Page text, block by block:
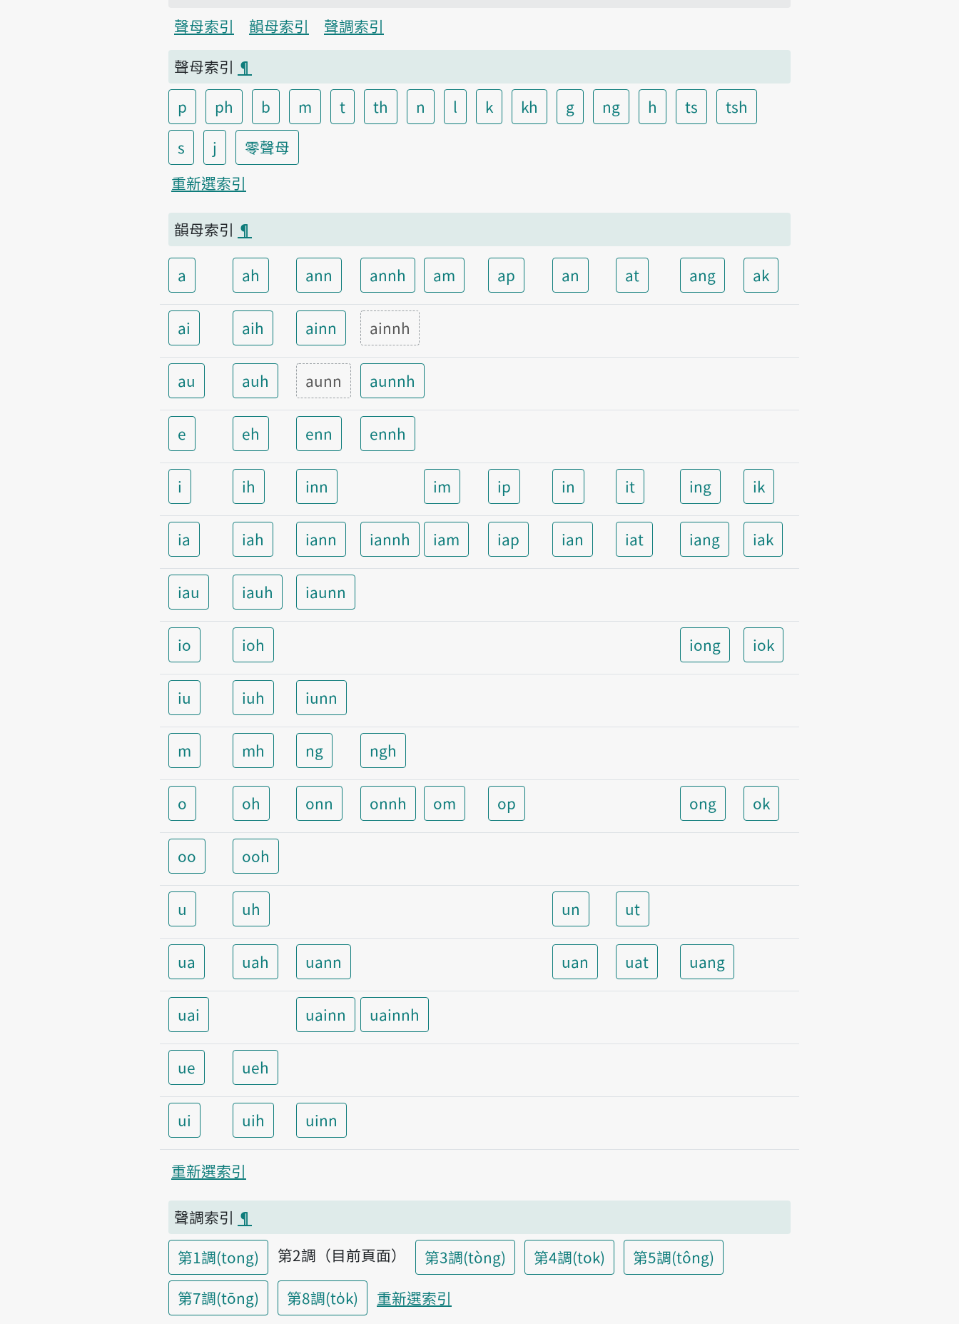
聲母索引
韻母索引
聲調索引
聲母索引 ¶
p
ph b m t th n l k kh g ng h ts
tsh
s
j
零聲母
重新選索引
韻母索引 ¶
a ah ann annh am ap an at ang ak
ai aih ainn ainnh
au auh aunn aunnh
e eh enn ennh
i ih inn im ip in it ing ik
ia iah iann iannh iam iap ian iat iang iak
iau iauh iaunn
io ioh iong iok
iu iuh iunn
m mh ng ngh
o oh onn onnh om op ong ok
oo ooh
u uh un ut
ua uah uann uan uat uang
uai uainn uainnh
ue ueh
ui uih uinn
重新選索引
聲調索引 ¶
第1調(tong)
第2調（目前頁面） 第3調(tòng) 第4調(tok)
第5調(tông)
第7調(tōng)
第8調(to̍k) 重新選索引